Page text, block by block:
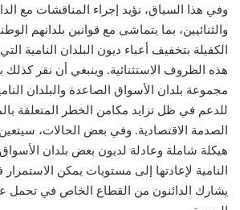
وفي هذا السياق، نؤيد إجراء المناقشات مع
والثنائيين، بما يتماشى مع قوانين بلدانهم
الكفيلة بتخفيف أعباء ديون البلدان النامية
هذه الظروف الاستثنائية. وينبغي أن نقر كذلك
مجموعة بلدان الأسواق الصاعدة والبلدان
للدعم في ظل تزايد مكامن الخطر المتعلقة
الصدمة الاقتصادية. وفي بعض الحالات،
هيكلة شاملة وعادلة لديون بعض بلدان
النامية لإعادتها إلى مستويات يمكن
يشارك الدائنون من القطاع الخاص في تحمل